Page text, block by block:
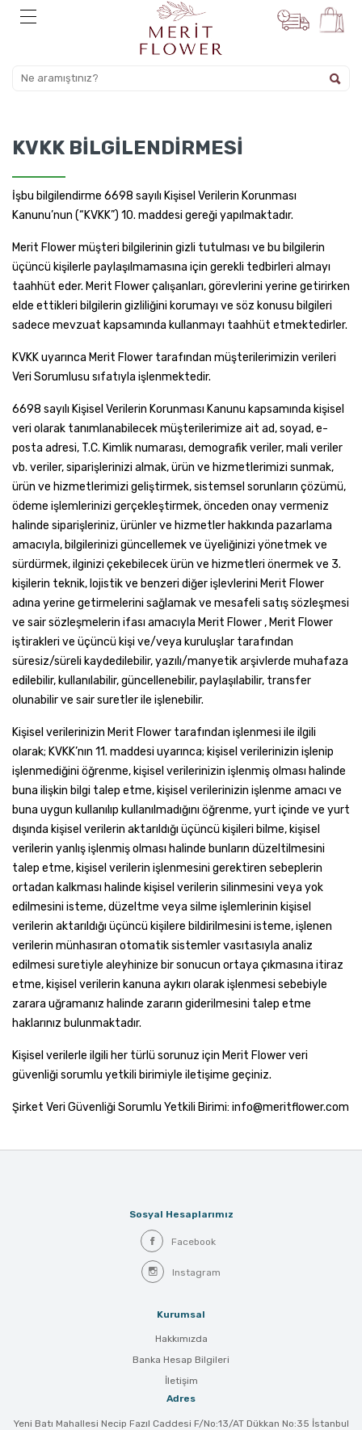
KVKK BILGILENDIRMESI
İşbu bilgilendirme 6698 sayılı Kişisel Verilerin Korunması
Kanunu’nun (“KVKK”) 10. maddesi gereği yapılmaktadır.
Merit Flower müşteri bilgilerinin gizli tutulması ve bu bilgilerin
üçüncü kişilerle paylaşılmamasına için gerekli tedbirleri almayı
taahhüt eder. Merit Flower çalışanları, görevlerini yerine getirirken
elde ettikleri bilgilerin gizliliğini korumayı ve söz konusu bilgileri
sadece mevzuat kapsamında kullanmayı taahhüt etmektedirler.
KVKK uyarınca Merit Flower tarafından müşterilerimizin verileri
Veri Sorumlusu sıfatıyla işlenmektedir.
6698 sayılı Kişisel Verilerin Korunması Kanunu kapsamında kişisel
veri olarak tanımlanabilecek müşterilerimize ait ad, soyad, e-
posta adresi, T.C. Kimlik numarası, demografik veriler, mali veriler
vb. veriler, siparişlerinizi almak, ürün ve hizmetlerimizi sunmak,
ürün ve hizmetlerimizi geliştirmek, sistemsel sorunların çözümü,
ödeme işlemlerinizi gerçekleştirmek, önceden onay vermeniz
halinde siparişleriniz, ürünler ve hizmetler hakkında pazarlama
amacıyla, bilgilerinizi güncellemek ve üyeliğinizi yönetmek ve
sürdürmek, ilginizi çekebilecek ürün ve hizmetleri önermek ve 3.
kişilerin teknik, lojistik ve benzeri diğer işlevlerini Merit Flower
adına yerine getirmelerini sağlamak ve mesafeli satış sözleşmesi
ve sair sözleşmelerin ifası amacıyla Merit Flower , Merit Flower
iştirakleri ve üçüncü kişi ve/veya kuruluşlar tarafından
süresiz/süreli kaydedilebilir, yazılı/manyetik arşivlerde muhafaza
edilebilir, kullanılabilir, güncellenebilir, paylaşılabilir, transfer
olunabilir ve sair suretler ile işlenebilir.
Kişisel verilerinizin Merit Flower tarafından işlenmesi ile ilgili
olarak; KVKK’nın 11. maddesi uyarınca; kişisel verilerinizin işlenip
işlenmediğini öğrenme, kişisel verilerinizin işlenmiş olması halinde
buna ilişkin bilgi talep etme, kişisel verilerinizin işlenme amacı ve
buna uygun kullanılıp kullanılmadığını öğrenme, yurt içinde ve yurt
dışında kişisel verilerin aktarıldığı üçüncü kişileri bilme, kişisel
verilerin yanlış işlenmiş olması halinde bunların düzeltilmesini
talep etme, kişisel verilerin işlenmesini gerektiren sebeplerin
ortadan kalkması halinde kişisel verilerin silinmesini veya yok
edilmesini isteme, düzeltme veya silme işlemlerinin kişisel
verilerin aktarıldığı üçüncü kişilere bildirilmesini isteme, işlenen
verilerin münhasıran otomatik sistemler vasıtasıyla analiz
edilmesi suretiyle aleyhinize bir sonucun ortaya çıkmasına itiraz
etme, kişisel verilerin kanuna aykırı olarak işlenmesi sebebiyle
zarara uğramanız halinde zararın giderilmesini talep etme
haklarınız bulunmaktadır.
Kişisel verilerle ilgili her türlü sorunuz için Merit Flower veri
güvenliği sorumlu yetkili birimiyle iletişime geçiniz.
Şirket Veri Güvenliği Sorumlu Yetkili Birimi: info@meritflower.com
Sosyal Hesaplarımız
Facebook
Instagram
Kurumsal
Hakkımızda
Banka Hesap Bilgileri
İletişim
Adres
Yeni Batı Mahallesi Necip Fazıl Caddesi F/No:13/AT Dükkan No:35 İstanbul